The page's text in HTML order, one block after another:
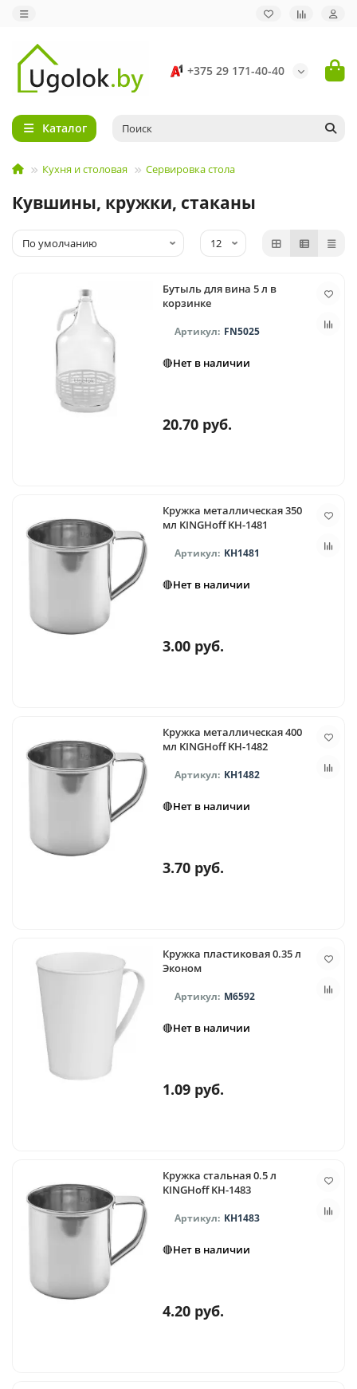
+375 29 171-40-40
Каталог
Кухня и столовая Сервировка стола
Кувшины, кружки, стаканы
Бутыль для вина 5 л в
корзинке
FN5025
🔴Нет в наличии
20.70 руб.
Кружка металлическая 350
мл KINGHoff KH-1481
KH1481
🔴Нет в наличии
3.00 руб.
Кружка металлическая 400
мл KINGHoff KH-1482
KH1482
🔴Нет в наличии
3.70 руб.
Кружка пластиковая 0.35 л
Эконом
М6592
🔴Нет в наличии
1.09 руб.
Кружка стальная 0.5 л
KINGHoff KH-1483
KH1483
🔴Нет в наличии
4.20 руб.